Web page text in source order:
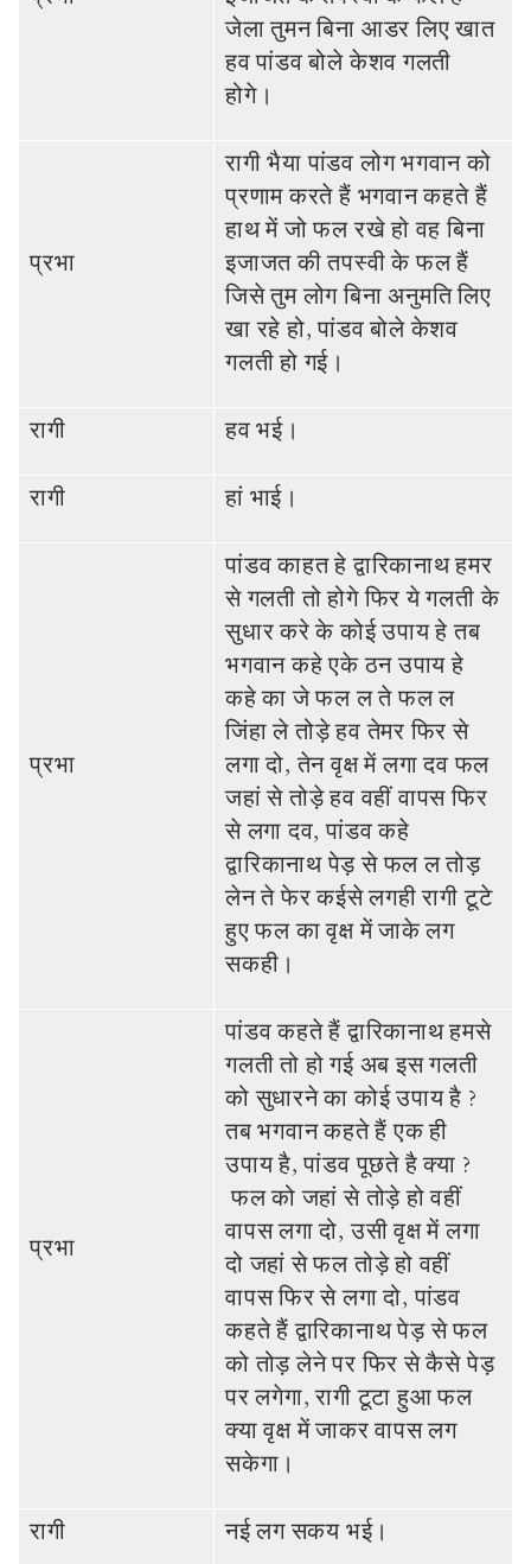
जेला तुमन बिना आडर लिए खात
हव पांडव बोले केशव गलती
होगे।
प्रभा
रागी भैया पांडव लोग भगवान को
प्रणाम करते हैं भगवान कहते हैं
हाथ में जो फल रखे हो वह बिना
इजाजत की तपस्‍वी के फल हैं
जिसे तुम लोग बिना अनुमति लिए
खा रहे हो, पांडव बोले केशव
गलती हो गई।
रागी हव भई।
रागी हां भाई।
प्रभा
पांडव काहत हे द्वारिकानाथ हमर
से गलती तो होगे फिर ये गलती के
सुधार करे के कोई उपाय हे तब
भगवान कहे एके ठन उपाय हे
कहे का जे फल ल ते फल ल
जिंहा ले तोड़े हव तेमर फिर से
लगा दो, तेन वृक्ष में लगा दव फल
जहां से तोड़े हव वहीं वापस फिर
से लगा दव, पांडव कहे
द्वारिकानाथ पेड़ से फल ल तोड़
लेन ते फेर कईसे लगही रागी टूटे
हुए फल का वृक्ष में जाके लग
सकही।
प्रभा
पांडव कहते हैं द्वारिकानाथ हमसे
गलती तो हो गई अब इस गलती
को सुधारने का कोई उपाय है ?
तब भगवान कहते हैं एक ही
उपाय है, पांडव पूछते है क्‍या ?
फल को जहां से तोड़े हो वहीं
वापस लगा दो, उसी वृक्ष में लगा
दो जहां से फल तोड़े हो वहीं
वापस फिर से लगा दो, पांडव
कहते हैं द्वारिकानाथ पेड़ से फल
को तोड़ लेने पर फिर से कैसे पेड़
पर लगेगा, रागी टूटा हुआ फल
क्‍या वृक्ष में जाकर वापस लग
सकेगा।
रागी नई लग सकय भई।